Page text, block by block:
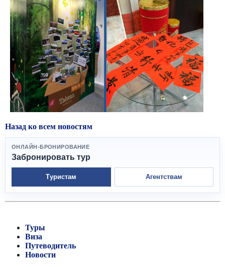
Назад ко всем новостям
ОНЛАЙН-БРОНИРОВАНИЕ
Забронировать тур
Туристам Агентствам
Туры
Виза
Путеводитель
Новости